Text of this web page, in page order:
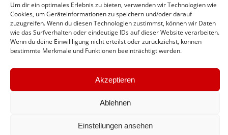
Um dir ein optimales Erlebnis zu bieten, verwenden wir Technologien wie
Cookies, um Geräteinformationen zu speichern und/oder darauf
zuzugreifen. Wenn du diesen Technologien zustimmst, können wir Daten
wie das Surfverhalten oder eindeutige IDs auf dieser Website verarbeiten.
Wenn du deine Einwillligung nicht erteilst oder zurückziehst, können
bestimmte Merkmale und Funktionen beeinträchtigt werden.
Akzeptieren
Ablehnen
Einstellungen ansehen
Feuerwehr Maring-Noviand